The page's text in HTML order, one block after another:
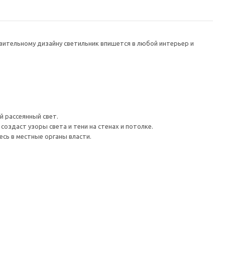
дизайну светильник впишется в любой интерьер и
рассеянный свет.
узоры света и тени на стенах и потолке.
в местные органы власти.